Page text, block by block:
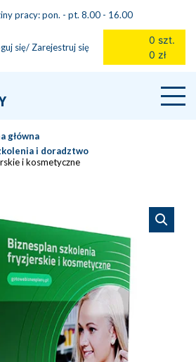
pracy: pon. - pt. 8.00 - 16.00
się/ Zarejestruj się
0 szt.
0 zł
główna
i doradztwo
i kosmetyczne